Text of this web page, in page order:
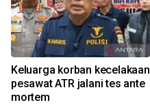
Keluarga korban kecelakaan
pesawat ATR jalani tes ante
mortem